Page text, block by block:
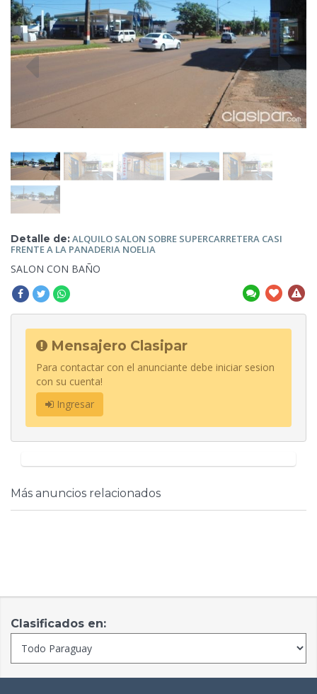
Detalle de:ALQUILO SALON SOBRE SUPERCARRETERA CASI
FRENTE A LA PANADERIA NOELIA
SALON CON BAÑO
Mensajero Clasipar
Para contactar con el anunciante debe iniciar sesion
con su cuenta!
Ingresar
Más anuncios relacionados
Clasificados en: